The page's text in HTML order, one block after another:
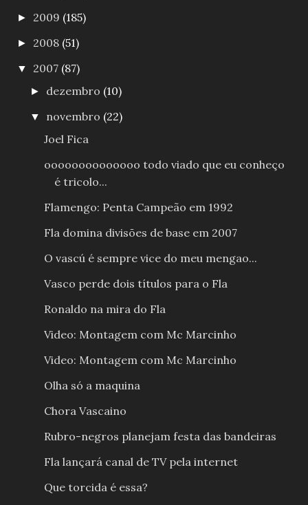
► 2009 (185)
► 2008 (51)
▼ 2007 (87)
► dezembro (10)
▼ novembro (22)
Joel Fica
oooooooooooooo todo viado que eu conheço
é tricolo...
Flamengo: Penta Campeão em 1992
Fla domina divisões de base em 2007
O vascú é sempre vice do meu mengao...
Vasco perde dois títulos para o Fla
Ronaldo na mira do Fla
Video: Montagem com Mc Marcinho
Video: Montagem com Mc Marcinho
Olha só a maquina
Chora Vascaino
Rubro-negros planejam festa das bandeiras
Fla lançará canal de TV pela internet
Que torcida é essa?